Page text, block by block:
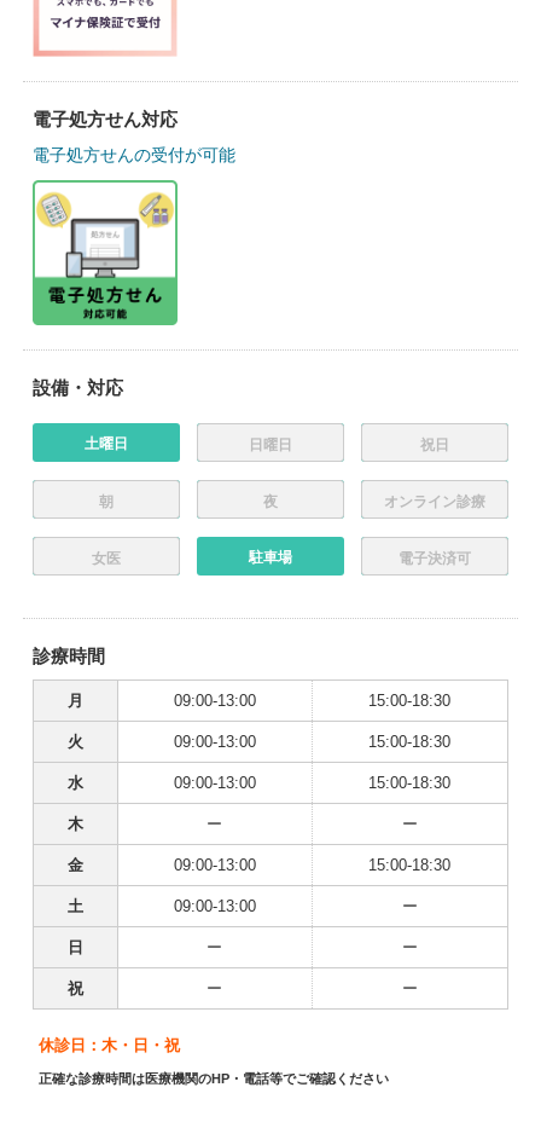
電子処方せん対応
電子処方せんの受付が可能
設備・対応
土曜日 日曜日 祝日
朝 夜 オンライン診療
女医 駐車場 電子決済可
診療時間
月 09:00-13:00 15:00-18:30
火 09:00-13:00 15:00-18:30
水 09:00-13:00 15:00-18:30
木 ー ー
金 09:00-13:00 15:00-18:30
土 09:00-13:00 ー
日 ー ー
祝 ー ー
休診日：木・日・祝
正確な診療時間は医療機関のHP・電話等でご確認ください